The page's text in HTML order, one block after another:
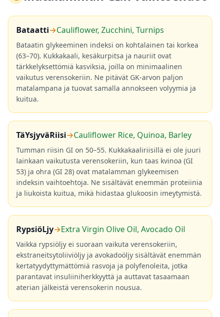
Bataatti→Cauliflower, Zucchini, Turnips
Bataatin glykeeminen indeksi on kohtalainen tai korkea
(63–70). Kukkakaali, kesäkurpitsa ja nauriit ovat
tärkkelyksettömiä kasviksia, joilla on minimaalinen
vaikutus verensokeriin. Ne pitävät GK-arvon paljon
matalampana ja tuovat samalla annokseen volyymia ja
kuitua.
TäYsjyväRiisi→Cauliflower Rice, Quinoa, Barley
Tumman riisin GI on 50–55. Kukkakaaliriisillä ei ole juuri
lainkaan vaikutusta verensokeriin, kun taas kvinoa (GI
53) ja ohra (GI 28) ovat matalamman glykeemisen
indeksin vaihtoehtoja. Ne sisältävät enemmän proteiinia
ja liukoista kuitua, mikä hidastaa glukoosin imeytymistä.
RypsiöLjy→Extra Virgin Olive Oil, Avocado Oil
Vaikka rypsiöljy ei suoraan vaikuta verensokeriin,
ekstraneitsytoliiviöljy ja avokadoöljy sisältävät enemmän
kertatyydyttymättömiä rasvoja ja polyfenoleita, jotka
parantavat insuliiniherkkyyttä ja auttavat tasaamaan
aterian jälkeistä verensokerin nousua.